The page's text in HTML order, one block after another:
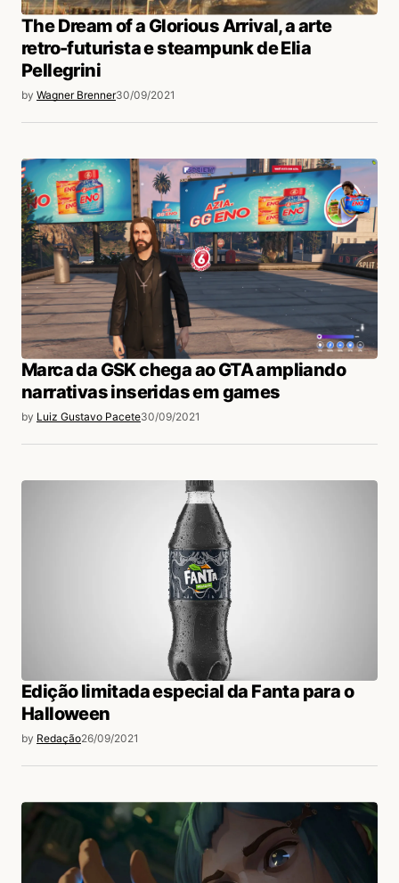
The Dream of a Glorious Arrival, a arte
retro-futurista e steampunk de Elia
Pellegrini
by Wagner Brenner30/09/2021
Marca da GSK chega ao GTA ampliando
narrativas inseridas em games
by Luiz Gustavo Pacete30/09/2021
Edição limitada especial da Fanta para o
Halloween
by Redação26/09/2021